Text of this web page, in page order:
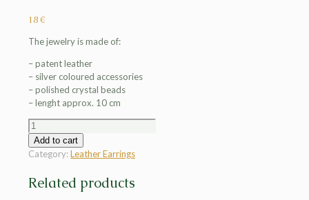
18€
The jewelry is made of:
– patent leather
– silver coloured accessories
– polished crystal beads
– lenght approx. 10 cm
Levél/kv/lakk
quantity
Add to cart
Category:Leather Earrings
Related products